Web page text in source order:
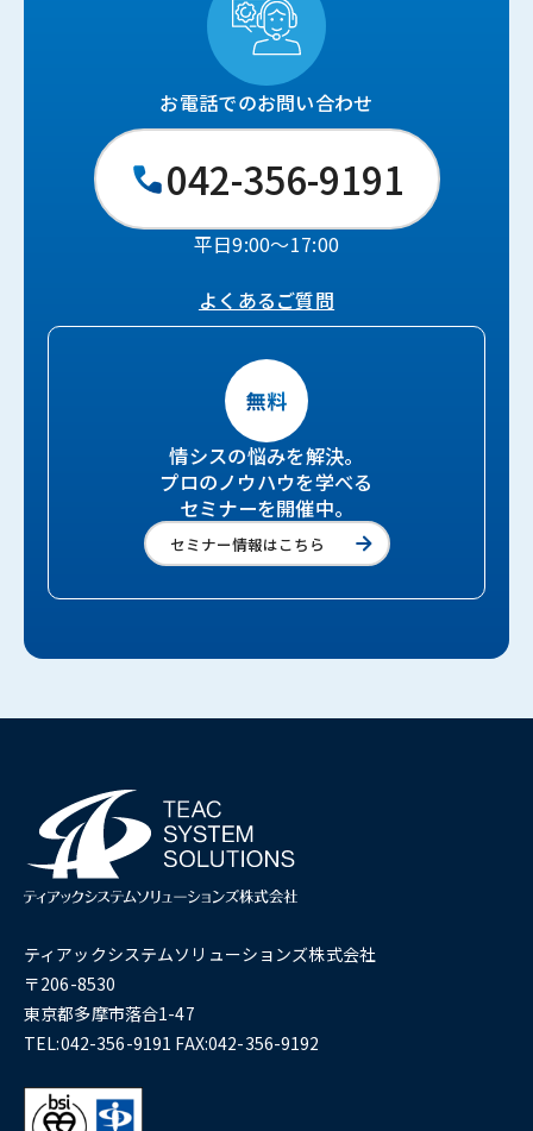
お電話でのお問い合わせ
042-356-9191
平日9:00〜17:00
よくあるご質問
情シスの悩みを解決。
プロのノウハウを学べる
セミナーを開催中。
セミナー情報はこちら
ティアックシステムソリューションズ株式会社
〒206-8530
東京都多摩市落合1-47
TEL:042-356-9191 FAX:042-356-9192